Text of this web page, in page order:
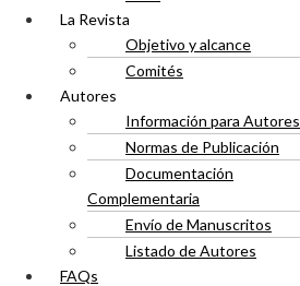
La Revista
Objetivo y alcance
Comités
Autores
Información para Autores
Normas de Publicación
Documentación
Complementaria
Envío de Manuscritos
Listado de Autores
FAQs